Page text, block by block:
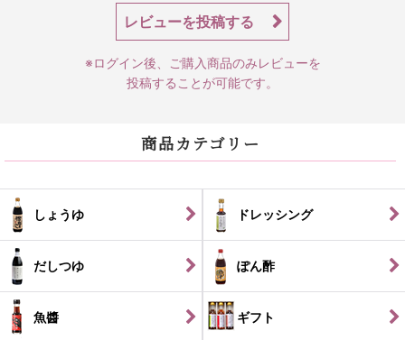
レビューを投稿する
※ログイン後、ご購入商品のみレビューを
投稿することが可能です。
商品カテゴリー
しょうゆ ドレッシング
だしつゆ ぽん酢
魚醬 ギフト